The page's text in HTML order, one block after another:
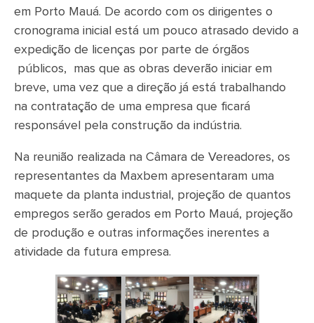
em Porto Mauá. De acordo com os dirigentes o
cronograma inicial está um pouco atrasado devido a
expedição de licenças por parte de órgãos
públicos, mas que as obras deverão iniciar em
breve, uma vez que a direção já está trabalhando
na contratação de uma empresa que ficará
responsável pela construção da indústria.
Na reunião realizada na Câmara de Vereadores, os
representantes da Maxbem apresentaram uma
maquete da planta industrial, projeção de quantos
empregos serão gerados em Porto Mauá, projeção
de produção e outras informações inerentes a
atividade da futura empresa.